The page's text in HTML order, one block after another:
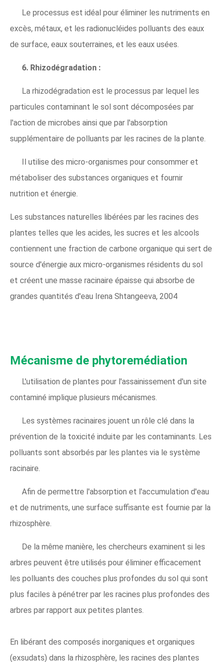
Le processus est idéal pour éliminer les nutriments en
excès, métaux, et les radionucléides polluants des eaux
de surface, eaux souterraines, et les eaux usées.
6. Rhizodégradation :
La rhizodégradation est le processus par lequel les
particules contaminant le sol sont décomposées par
l'action de microbes ainsi que par l'absorption
supplémentaire de polluants par les racines de la plante.
Il utilise des micro-organismes pour consommer et
métaboliser des substances organiques et fournir
nutrition et énergie.
Les substances naturelles libérées par les racines des
plantes telles que les acides, les sucres et les alcools
contiennent une fraction de carbone organique qui sert de
source d'énergie aux micro-organismes résidents du sol
et créent une masse racinaire épaisse qui absorbe de
grandes quantités d'eau Irena Shtangeeva, 2004
Mécanisme de phytoremédiation
L'utilisation de plantes pour l'assainissement d'un site
contaminé implique plusieurs mécanismes.
Les systèmes racinaires jouent un rôle clé dans la
prévention de la toxicité induite par les contaminants. Les
polluants sont absorbés par les plantes via le système
racinaire.
Afin de permettre l'absorption et l'accumulation d'eau
et de nutriments, une surface suffisante est fournie par la
rhizosphère.
De la même manière, les chercheurs examinent si les
arbres peuvent être utilisés pour éliminer efficacement
les polluants des couches plus profondes du sol qui sont
plus faciles à pénétrer par les racines plus profondes des
arbres par rapport aux petites plantes.
En libérant des composés inorganiques et organiques
(exsudats) dans la rhizosphère, les racines des plantes